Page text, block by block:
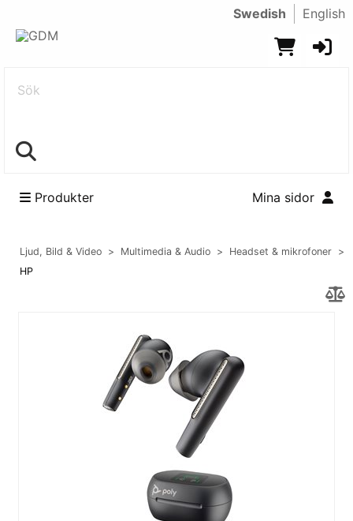
Swedish English
Produkter Mina sidor
Ljud, Bild & Video Multimedia & Audio
Headset & mikrofoner
HP